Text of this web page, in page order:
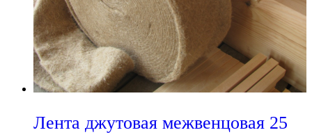
Лента джутовая межвенцовая 25